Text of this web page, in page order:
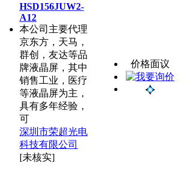
HSD156JUW2-
A12
本公司主要代理
京东方，天马，
群创，友达等品
牌液晶屏，其中
销售工业，医疗
等液晶屏为主，
具有多年经验，
可
深圳市荣超光电
科技有限公司
[未核实]
价格面议